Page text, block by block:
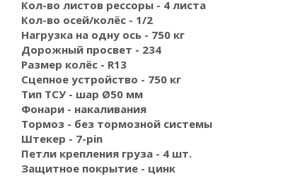
Кол-во листов рессоры - 4 листа
Кол-во осей/колёс - 1/2
Нагрузка на одну ось - 750 кг
Дорожный просвет - 234
Размер колёс - R13
Сцепное устройство - 750 кг
Тип ТСУ - шар Ø50 мм
Фонари - накаливания
Тормоз - без тормозной системы
Штекер - 7-pin
Петли крепления груза - 4 шт.
Защитное покрытие - цинк